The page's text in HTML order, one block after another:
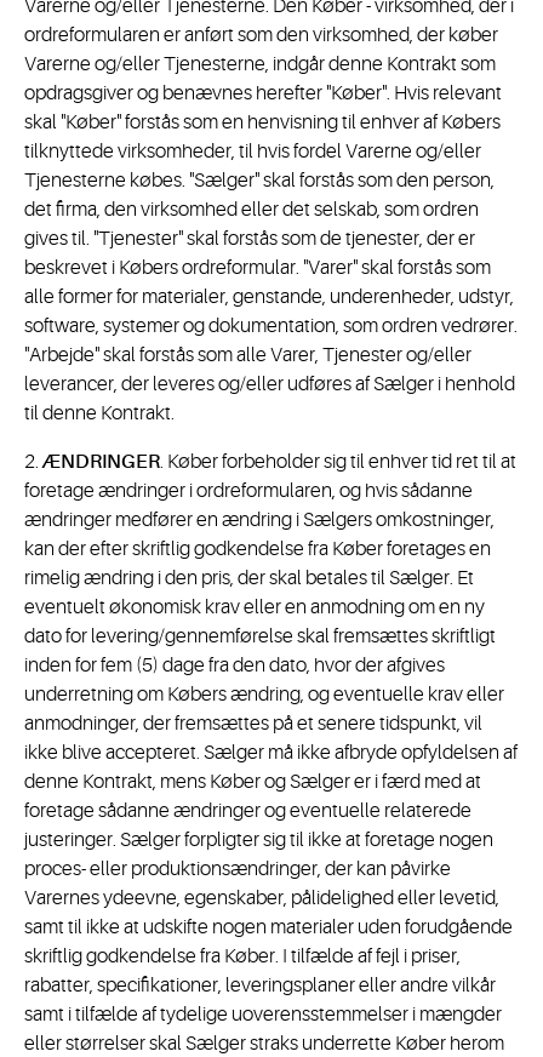
Varerne og/eller Tjenesterne. Den Køber - virksomhed, der i
ordreformularen er anført som den virksomhed, der køber
Varerne og/eller Tjenesterne, indgår denne Kontrakt som
opdragsgiver og benævnes herefter "Køber". Hvis relevant
skal "Køber" forstås som en henvisning til enhver af Købers
tilknyttede virksomheder, til hvis fordel Varerne og/eller
Tjenesterne købes. "Sælger" skal forstås som den person,
det firma, den virksomhed eller det selskab, som ordren
gives til. "Tjenester" skal forstås som de tjenester, der er
beskrevet i Købers ordreformular. "Varer" skal forstås som
alle former for materialer, genstande, underenheder, udstyr,
software, systemer og dokumentation, som ordren vedrører.
"Arbejde" skal forstås som alle Varer, Tjenester og/eller
leverancer, der leveres og/eller udføres af Sælger i henhold
til denne Kontrakt.
2.ÆNDRINGER. Køber forbeholder sig til enhver tid ret til at
foretage ændringer i ordreformularen, og hvis sådanne
ændringer medfører en ændring i Sælgers omkostninger,
kan der efter skriftlig godkendelse fra Køber foretages en
rimelig ændring i den pris, der skal betales til Sælger. Et
eventuelt økonomisk krav eller en anmodning om en ny
dato for levering/gennemførelse skal fremsættes skriftligt
inden for fem (5) dage fra den dato, hvor der afgives
underretning om Købers ændring, og eventuelle krav eller
anmodninger, der fremsættes på et senere tidspunkt, vil
ikke blive accepteret. Sælger må ikke afbryde opfyldelsen af
denne Kontrakt, mens Køber og Sælger er i færd med at
foretage sådanne ændringer og eventuelle relaterede
justeringer. Sælger forpligter sig til ikke at foretage nogen
proces- eller produktionsændringer, der kan påvirke
Varernes ydeevne, egenskaber, pålidelighed eller levetid,
samt til ikke at udskifte nogen materialer uden forudgående
skriftlig godkendelse fra Køber. I tilfælde af fejl i priser,
rabatter, specifikationer, leveringsplaner eller andre vilkår
samt i tilfælde af tydelige uoverensstemmelser i mængder
eller størrelser skal Sælger straks underrette Køber herom